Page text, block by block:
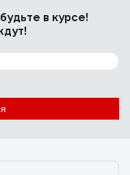
в курсе!